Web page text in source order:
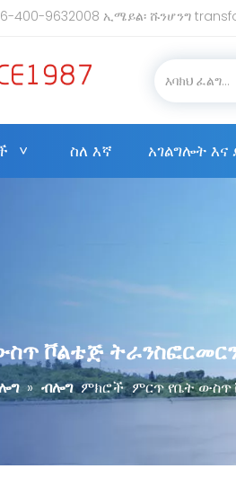
400-9632008 ኢሜይል፡ ሹንሆንግ
ስለ እኛ አገልግሎት እና
ቮልቴጅ
» ብሎግ ምክሮች ምርጥ የቤት ውስጥ